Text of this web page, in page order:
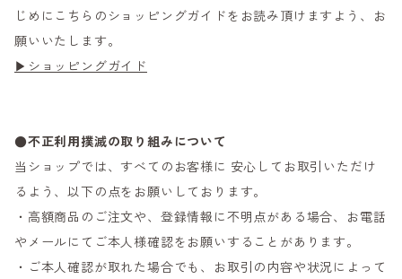
じめにこちらのショッピングガイドをお読み頂けますよう、お
願いいたします。
▶ショッピングガイド
●不正利用撲滅の取り組みについて
当ショップでは、すべてのお客様に 安心してお取引いただけ
るよう、以下の点をお願いしております。
・高額商品のご注文や、登録情報に不明点がある場合、お電話
やメールにてご本人様確認をお願いすることがあります。
・ご本人確認が取れた場合でも、お取引の内容や状況によって